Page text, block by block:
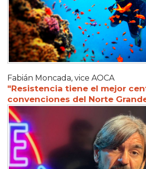
Fabián Moncada, vice AOCA
"Resistencia tiene el mejor
convenciones del Norte